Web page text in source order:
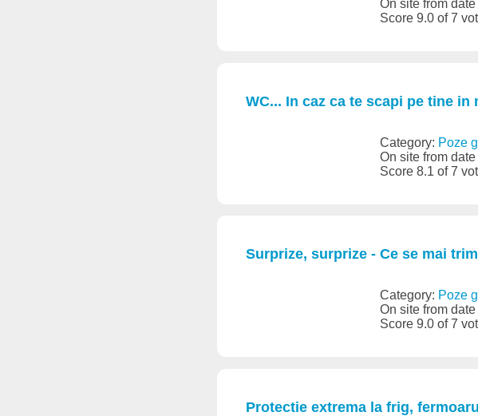
On site from
Score 9.0 of 7
WC... In caz ca te scapi pe tine
Category: Poze
On site from
Score 8.1 of 7
Surprize, surprize - Ce se mai
Category: Poze
On site from
Score 9.0 of 7
Protectie extrema la frig,